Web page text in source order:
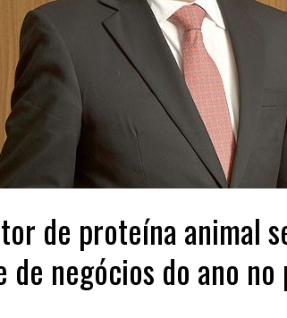
de proteína animal
negócios do ano no